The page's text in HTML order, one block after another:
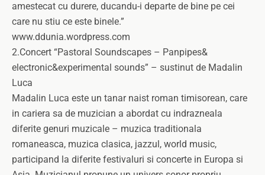
amestecat cu durere, ducandu-i departe de bine pe cei
care nu stiu ce este binele.”
www.ddunia.wordpress.com
2.Concert “Pastoral Soundscapes – Panpipes&
electronic&experimental sounds” – sustinut de Madalin
Luca
Madalin Luca este un tanar naist roman timisorean, care
in cariera sa de muzician a abordat cu indrazneala
diferite genuri muzicale – muzica traditionala
romaneasca, muzica clasica, jazzul, world music,
participand la diferite festivaluri si concerte in Europa si